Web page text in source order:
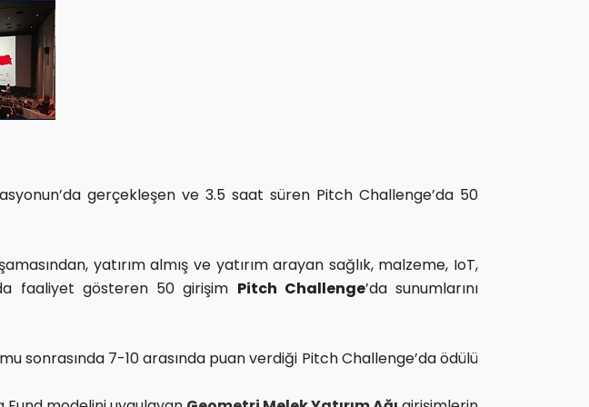
gerçekleşen ve 3.5 saat süren Pitch Challenge’da 50
yatırım almış ve yatırım arayan sağlık, malzeme, IoT,
faaliyet gösteren 50 girişim Pitch Challenge’da sunumlarını
sonrasında 7-10 arasında puan verdiği Pitch Challenge’da ödülü